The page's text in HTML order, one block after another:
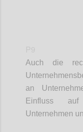
Auch die
an
Einfluss auf
Unternehmen